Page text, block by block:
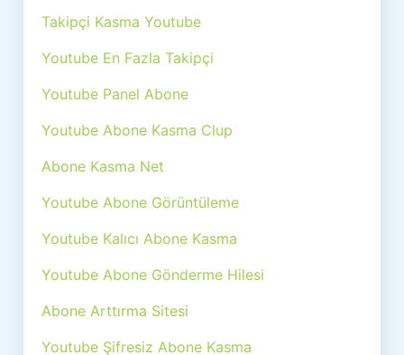
Takipçi Kasma Youtube
Youtube En Fazla Takipçi
Youtube Panel Abone
Youtube Abone Kasma Clup
Abone Kasma Net
Youtube Abone Görüntüleme
Youtube Kalıcı Abone Kasma
Youtube Abone Gönderme Hilesi
Abone Arttırma Sitesi
Youtube Şifresiz Abone Kasma